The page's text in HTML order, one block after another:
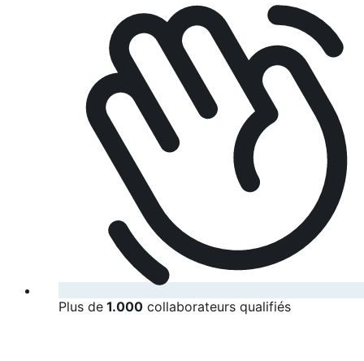
Plus de 1.000 collaborateurs qualifiés